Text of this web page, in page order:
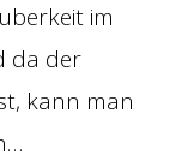
im
da der
kann man